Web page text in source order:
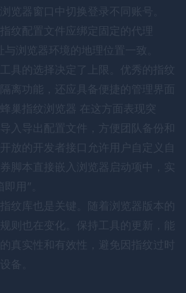
览器窗口中切换登录不同账号。
指纹配置文件应绑定固定的代理
浏览器环境的地理位置一致。
具的选择决定了上限。优秀的指纹
离功能，还应具备便捷的管理界面
蜂巢指纹浏览器 在这方面表现突
入导出配置文件，方便团队备份和
放的开发者接口允许用户自定义自
脚本直接嵌入浏览器启动项中，实
用”。
纹库也是关键。随着浏览器版本的
则也在变化。保持工具的更新，能
真实性和有效性，避免因指纹过时
备。